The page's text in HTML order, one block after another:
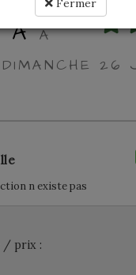
A A
26
n existe pas
/ prix :
Fermer